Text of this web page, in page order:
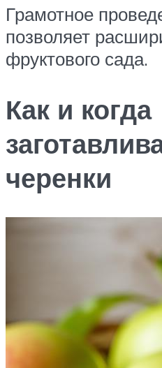
Грамотное
позволяет
фруктового сада.
Как и когда
черенки